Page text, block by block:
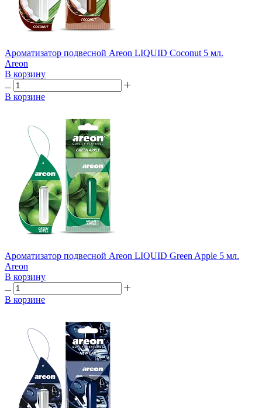
Ароматизатор подвесной Areon LIQUID Coconut 5 мл.
Areon
В корзину
В корзине
Ароматизатор подвесной Areon LIQUID Green Apple 5 мл.
Areon
В корзину
В корзине